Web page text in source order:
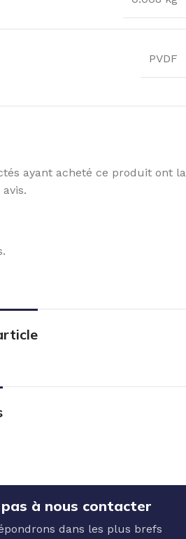
PVDF
ayant acheté ce produit ont la
à nous contacter
dans les plus brefs